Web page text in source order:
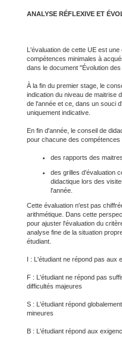
ANALYSE RÉFLEXIVE ET
L'évaluation de cette UE est
compétences minimales à
dans le document "Évolution
À la fin du premier stage, le
indication du niveau de maitrise
de l'année et ce, dans un souci
uniquement indicative.
En fin d'année, le conseil de
pour chacune des
des rapports des
des grilles d'évaluation
didactique lors des
l'année.
Cette évaluation n'est pas
arithmétique. Dans cette
pour ajuster l'évaluation du
analyse fine de la situation
étudiant.
I : L'étudiant ne répond pas aux
F : L'étudiant ne répond pas
difficultés majeures
S : L'étudiant répond
mineures
B : L'étudiant répond aux